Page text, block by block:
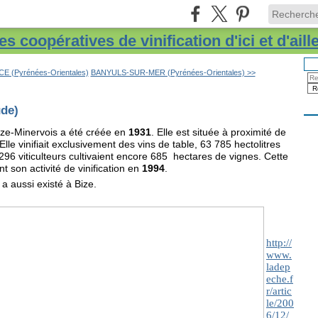
coopératives de vinification d'ici et
(Pyrénées-Orientales) BANYULS-SUR-MER (Pyrénées-Orientales) >>
Minervois a été créée en 1931 . Elle est située à proximité de
vinifiait exclusivement des vins de table, 63 785 hectolitres
viticulteurs cultivaient encore 685 hectares de vignes. Cette
son activité de vinification en 1994
aussi existé à Bize.
http://
www.
ladep
eche.f
r/artic
le/200
6/12/